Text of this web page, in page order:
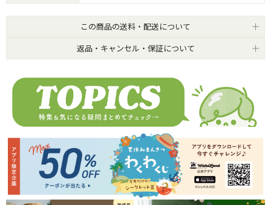
この商品の送料・配送について
返品・キャンセル・保証について